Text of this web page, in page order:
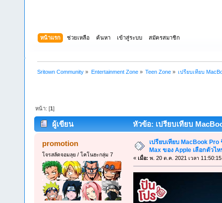
หน้าแรก ช่วยเหลือ ค้นหา เข้าสู่ระบบ สมัครสมาชิก
Sritown Community » Entertainment Zone» Teen Zone» เปรียบเทียบ
หน้า: [1]
ผู้เขียน
หัวข้อ: เปรียบเทียบ
(อ่าน 4908 ครั้ง)
promotion
โจรสลัดจอมลุย / โคโนฮะกลุ่ม 7
เปรียบเทียบ MacBook Pro
Max ของ Apple เลือกตัวไ
« เมื่อ: พ. 20 ต.ค. 2021 เวลา